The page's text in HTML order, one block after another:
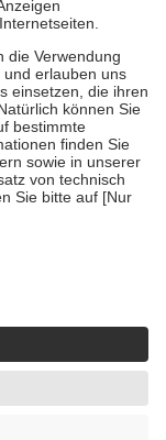
Gesundheit zu
zu unterstützen,
18. Lebensjahr
die von der
Bewertungen
künstlicher